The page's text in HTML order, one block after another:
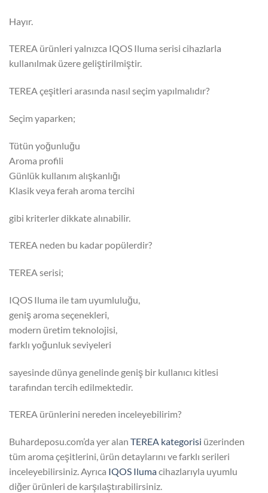
Hayır.
TEREA ürünleri yalnızca IQOS Iluma serisi cihazlarla
kullanılmak üzere geliştirilmiştir.
TEREA çeşitleri arasında nasıl seçim yapılmalıdır?
Seçim yaparken;
Tütün yoğunluğu
Aroma profili
Günlük kullanım alışkanlığı
Klasik veya ferah aroma tercihi
gibi kriterler dikkate alınabilir.
TEREA neden bu kadar popülerdir?
TEREA serisi;
IQOS Iluma ile tam uyumluluğu,
geniş aroma seçenekleri,
modern üretim teknolojisi,
farklı yoğunluk seviyeleri
sayesinde dünya genelinde geniş bir kullanıcı kitlesi
tarafından tercih edilmektedir.
TEREA ürünlerini nereden inceleyebilirim?
Buhardeposu.com’da yer alan TEREA kategorisi üzerinden
tüm aroma çeşitlerini, ürün detaylarını ve farklı serileri
inceleyebilirsiniz. Ayrıca IQOS Ilumacihazlarıyla uyumlu
diğer ürünleri de karşılaştırabilirsiniz.